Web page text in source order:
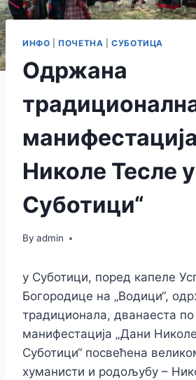
ИНФО ПОЧЕТНА |СУБОТИЦА
Одржана
Николе Тесле у
Суботици“
By admin
у Суботици, поред капеле
Богородице на „Водици“,
традиционала, дванаеста
манифестација „Дани
Суботици“ посвећена
хуманисти и родољубу –